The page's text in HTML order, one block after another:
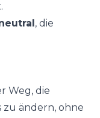
, die
Weg, die
zu ändern, ohne